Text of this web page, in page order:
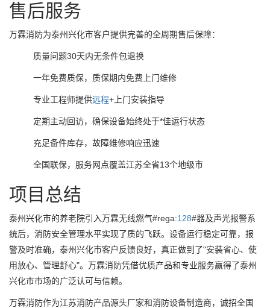
售后服务
万霖消防为泰州兴化市客户提供完善的全周期售后保障：
质量问题30天内无条件包退换
一年免费质保，质保期内免费上门维修
专业工程师提供远程+上门安装指导
定期主动回访，确保设备始终处于*佳运行状态
充足备件库存，故障维修响应迅速
全国联保，服务网点覆盖江苏全省13个地级市
项目总结
泰州兴化市的养老院引入万霖无线燃气#rega:128#器及声光报警系
统后，消防安全管理水平实现了质的飞跃。设备运行稳定可靠，报
警及时准确，泰州兴化市客户反馈良好，真正做到了"安装省心、使
用放心、管理舒心"。万霖消防凭借优质产品和专业服务赢得了泰州
兴化市市场的广泛认可与信赖。
万霖消防作为江苏消防产品源头厂家和消防设备制造商，诚招全国